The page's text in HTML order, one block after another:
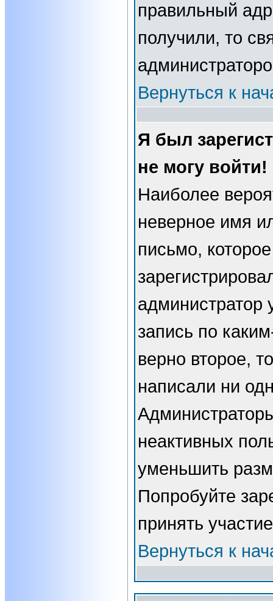
правильный
получили, то
Вернуться к
Я был
не могу войти!
Наиболее
неверное имя
письмо,
администратор
запись по
верно второе,
написали ни
неактивных
уменьшить
Попробуйте
принять
Вернуться к